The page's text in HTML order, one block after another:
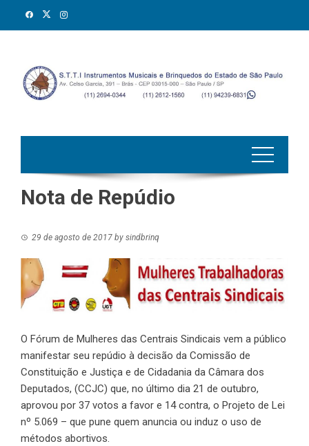
Nota de Repúdio
29 de agosto de 2017 by sindbrinq
O Fórum de Mulheres das Centrais Sindicais vem a público
manifestar seu repúdio à decisão da Comissão de
Constituição e Justiça e de Cidadania da Câmara dos
Deputados, (CCJC) que, no último dia 21 de outubro,
aprovou por 37 votos a favor e 14 contra, o Projeto de Lei
nº 5.069 – que pune quem anuncia ou induz o uso de
métodos abortivos.